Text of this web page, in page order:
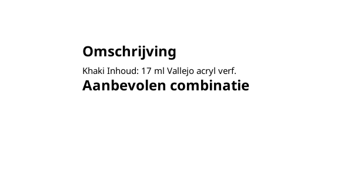
Omschrijving
Khaki Inhoud: 17 ml Vallejo acryl verf.
Aanbevolen combinatie